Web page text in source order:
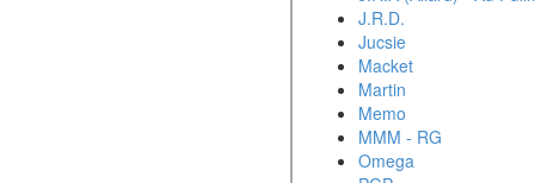
J.R.D.
Jucsie
Macket
Martin
Memo
MMM - RG
Omega